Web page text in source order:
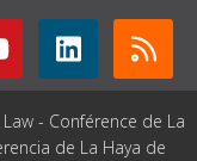
- Conférence de La
de La Haya de